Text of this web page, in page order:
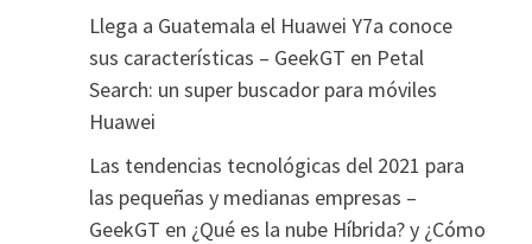
Llega a Guatemala el Huawei Y7a conoce
sus características – GeekGT en Petal
Search: un super buscador para móviles
Huawei
Las tendencias tecnológicas del 2021 para
las pequeñas y medianas empresas –
GeekGT en ¿Qué es la nube Híbrida? y ¿Cómo